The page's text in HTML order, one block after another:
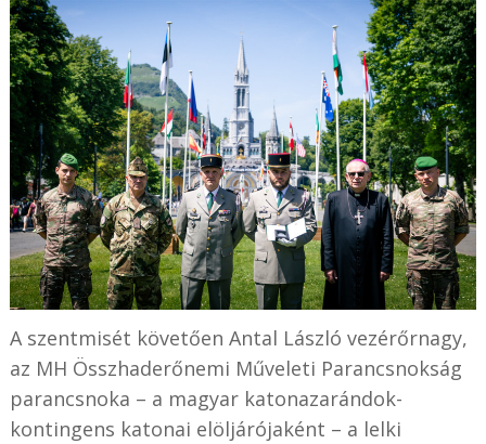
A szentmisét követően Antal László vezérőrnagy,
az MH Összhaderőnemi Műveleti Parancsnokság
parancsnoka – a magyar katonazarándok-
kontingens katonai elöljárójaként – a lelki